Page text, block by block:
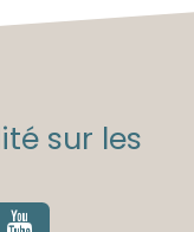
sur les